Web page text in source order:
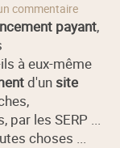
commentaire
payant,
à eux-même
d'un site
par les SERP ...
choses ...